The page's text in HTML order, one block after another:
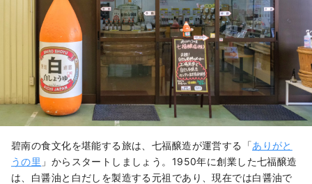
碧南の食文化を堪能する旅は、七福醸造が運営する「ありがと
うの里 」からスタートしましょう。1950年に創業した七福醸造
は、白醤油と白だしを製造する元祖であり、現在では白醤油で